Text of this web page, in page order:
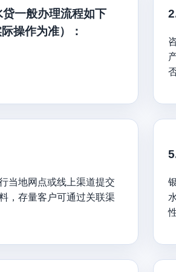
一般办理流程如下
操作为准）：
当地网点或线上渠道提交
，存量客户可通过关联渠